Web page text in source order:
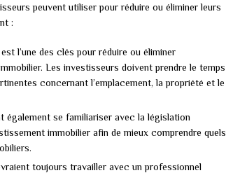
peuvent utiliser pour réduire ou éliminer leurs
:
l’une des clés pour réduire ou éliminer
Les investisseurs doivent prendre le temps
concernant l’emplacement, la propriété et le
également se familiariser avec la législation
immobilier afin de mieux comprendre quels
toujours travailler avec un professionnel